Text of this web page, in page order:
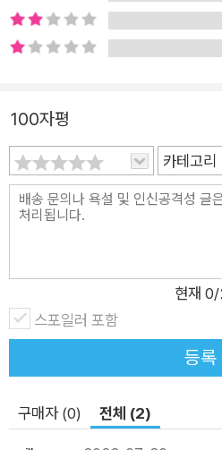
아이들은 어느 순간부터 자신과 타
인식하게 되고, 자연스럽게 또래 친
고 싶어 하게 되어요. 그리고 텔레
로 정하기도 하지요. 이 시기에는 자신의 모습에 대한 긍정적인
가르쳐 주는 것이 무엇보다 중요할
평범한 콩은 자기에게 맞지 않는
넘겨보고, 거들먹거리는 자세를 해
은 마치 획일화된 기준에 자신을
하는 우리의 모습을 돌아보게 해요. 그리고 자신감을 잃고 주눅이
든 주인공에게 멋쟁이 콩 삼총사가
한 번 더 우리에게 이야기해요. 진
들을 보았을 때 따뜻하게 말을 걸
을 읽으며 작은 친절이 도움을 받
지 주인공 콩의 입장에서도 생각해
100자평
카테고리
현재 0/
스포일러 포함
등록
구매자 (0) 전체 (2)